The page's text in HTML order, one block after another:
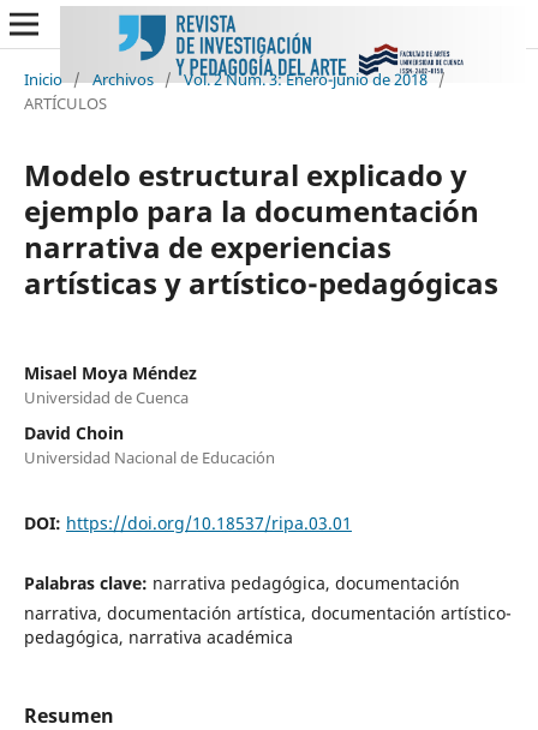
Inicio / Archivos / Vol. 2 Núm. 3: Enero-junio de 2018 /
ARTÍCULOS
Modelo estructural explicado y
ejemplo para la documentación
narrativa de experiencias
artísticas y artístico-pedagógicas
Misael Moya Méndez
Universidad de Cuenca
David Choin
Universidad Nacional de Educación
DOI: https://doi.org/10.18537/ripa.03.01
Palabras clave: narrativa pedagógica, documentación
narrativa, documentación artística, documentación artístico-
pedagógica, narrativa académica
Resumen